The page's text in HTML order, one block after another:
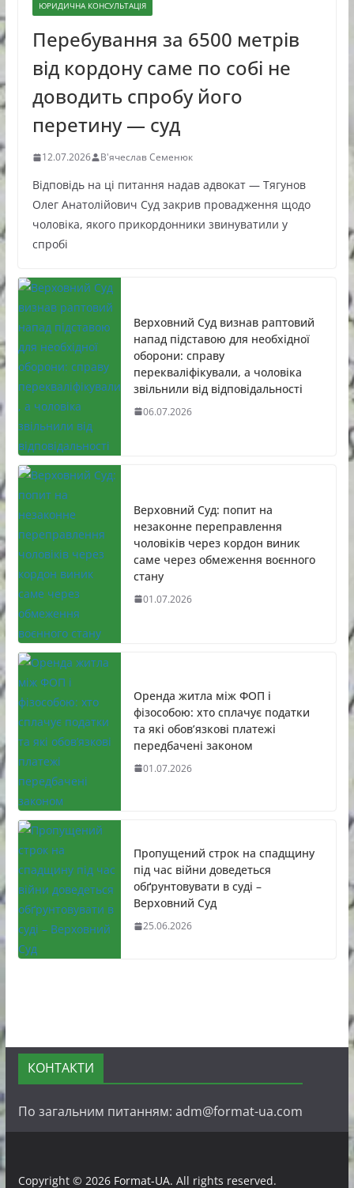
ЮРИДИЧНА КОНСУЛЬТАЦІЯ
Перебування за 6500 метрів
від кордону саме по собі не
доводить спробу його
перетину — суд
12.07.2026 В'ячеслав Семенюк
Відповідь на ці питання надав адвокат — Тягунов
Олег Анатолійович Суд закрив провадження щодо
чоловіка, якого прикордонники звинуватили у
спробі
Верховний Суд визнав раптовий
напад підставою для необхідної
оборони: справу
перекваліфікували, а чоловіка
звільнили від відповідальності
06.07.2026
Верховний Суд: попит на
незаконне переправлення
чоловіків через кордон виник
саме через обмеження воєнного
стану
01.07.2026
Оренда житла між ФОП і
фізособою: хто сплачує податки
та які обов’язкові платежі
передбачені законом
01.07.2026
Пропущений строк на спадщину
під час війни доведеться
обґрунтовувати в суді –
Верховний Суд
25.06.2026
КОНТАКТИ
По загальним питанням: adm@format-ua.com
Copyright © 2026 Format-UA. All rights reserved.